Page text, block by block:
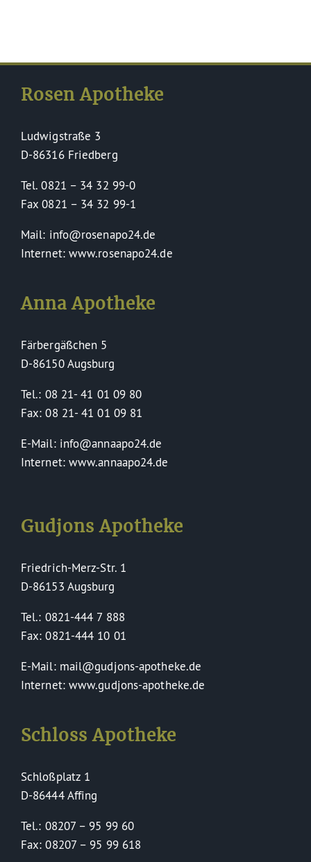
Rosen Apotheke
Ludwigstraße 3
D-86316 Friedberg
Tel. 0821 – 34 32 99-0
Fax 0821 – 34 32 99-1
Mail: info@rosenapo24.de
Internet: www.rosenapo24.de
Anna Apotheke
Färbergäßchen 5
D-86150 Augsburg
Tel.: 08 21- 41 01 09 80
Fax: 08 21- 41 01 09 81
E-Mail: info@annaapo24.de
Internet: www.annaapo24.de
Gudjons Apotheke
Friedrich-Merz-Str. 1
D-86153 Augsburg
Tel.: 0821-444 7 888
Fax: 0821-444 10 01
E-Mail: mail@gudjons-apotheke.de
Internet: www.gudjons-apotheke.de
Schloss Apotheke
Schloßplatz 1
D-86444 Affing
Tel.: 08207 – 95 99 60
Fax: 08207 – 95 99 618